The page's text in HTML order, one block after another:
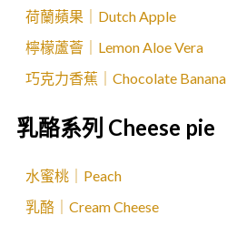
荷蘭蘋果｜Dutch Apple
檸檬蘆薈｜Lemon Aloe Vera
巧克力香蕉｜Chocolate Banana
乳酪系列 Cheese pie
水蜜桃｜Peach
乳酪｜Cream Cheese